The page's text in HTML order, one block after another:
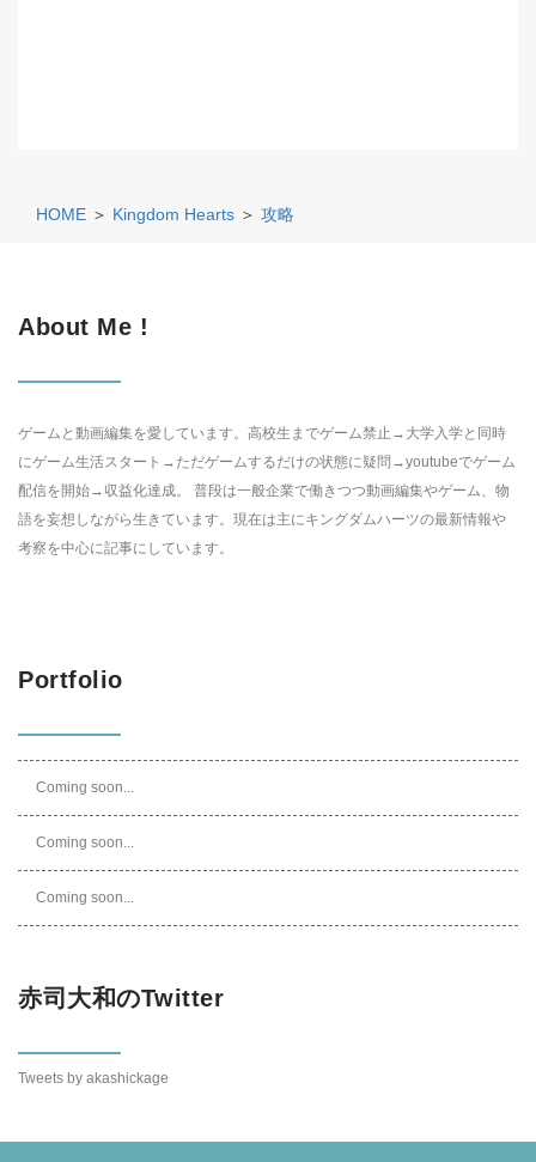
HOME ＞ Kingdom Hearts ＞ 攻略
About Me !
ゲームと動画編集を愛しています。高校生までゲーム禁止→大学入学と同時
にゲーム生活スタート→ただゲームするだけの状態に疑問→youtubeでゲーム
配信を開始→収益化達成。 普段は一般企業で働きつつ動画編集やゲーム、物
語を妄想しながら生きています。現在は主にキングダムハーツの最新情報や
考察を中心に記事にしています。
Portfolio
Coming soon...
Coming soon...
Coming soon...
赤司大和のTwitter
Tweets by akashickage